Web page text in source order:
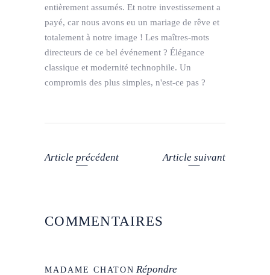
entièrement assumés. Et notre investissement a
payé, car nous avons eu un mariage de rêve et
totalement à notre image ! Les maîtres-mots
directeurs de ce bel événement ? Élégance
classique et modernité technophile. Un
compromis des plus simples, n'est-ce pas ?
Article précédent Article suivant
COMMENTAIRES
MADAME CHATON Répondre